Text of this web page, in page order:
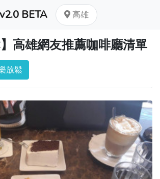
BETA 高雄
】高雄網友推薦咖啡廳清單
放鬆